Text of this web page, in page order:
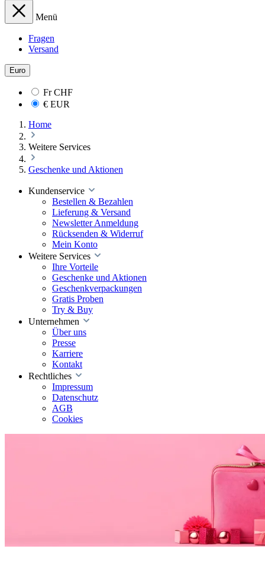
Menü
Fragen
Versand
Euro
FrCHF
€ EUR
Home
Weitere Services
Geschenke und Aktionen
Kundenservice
Bestellen & Bezahlen
Lieferung & Versand
Newsletter Anmeldung
Rücksenden & Widerruf
Mein Konto
Weitere Services
Ihre Vorteile
Geschenke und Aktionen
Geschenkverpackungen
Gratis Proben
Try & Buy
Unternehmen
Über uns
Presse
Karriere
Kontakt
Rechtliches
Impressum
Datenschutz
AGB
Cookies